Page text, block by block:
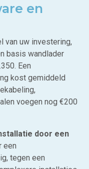
en
van uw investering,
basis wandlader
Een
kost gemiddeld
voegen nog €200
door een
een
tegen een